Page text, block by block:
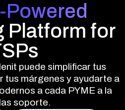
Powered
Platform for
puede simplificar tus
tus márgenes y ayudarte a
a cada PYME a la
soporte.